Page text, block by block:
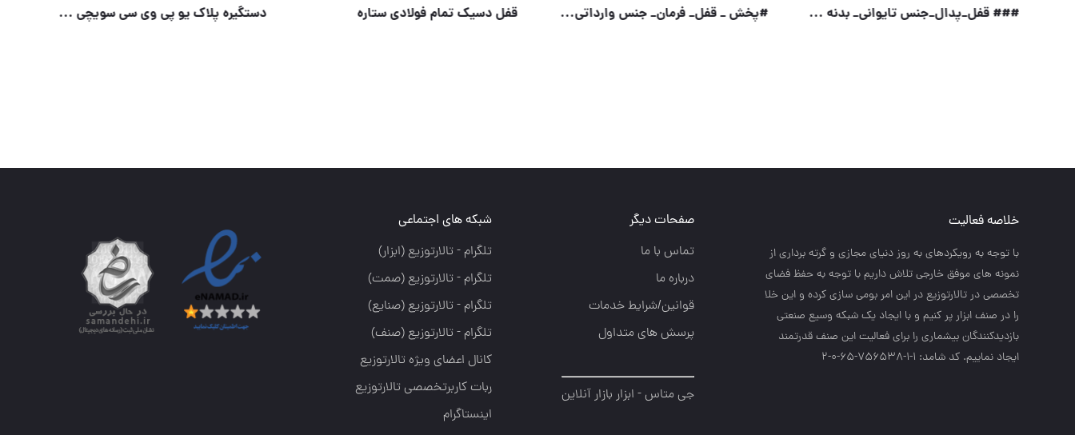
#قفل مکعب SBM جنس سنگین و میله ضد برش و ضد اسید تولید ایران با ۴ کلید سولکسی سنگین ارسال بار به سرتا ### قفل_پدال_جنس تایوانی_ بدنه استیل قفل دسیک تمام فولادی ستاره
خلاصه فعالیت
با توجه به رويكردهاي به روز دنياي مجازي و گرته برداري از
نمونه هاي موفق خارجي تلاش داريم با توجه به حفظ فضاي
تخصصي در تالارتوزيع در اين امر بومي سازي كرده و اين خلا
را در صنف ابزار پر كنيم و با ايجاد يك شبكه وسيع صنعتي
بازديدكنندگان بيشماري را براي فعاليت اين صنف قدرتمند
ايجاد نماييم. کد شامد: 1-1-756538-65-0-2
صفحات دیگر
تماس با ما
درباره ما
قوانین/شرایط خدمات
پرسش های متداول
جی متاس - ابزار بازار آنلاین
شبکه های اجتماعی
تلگرام - تالارتوزيع (ابزار)
تلگرام - تالارتوزيع (صمت)
تلگرام - تالارتوزيع (صنايع)
تلگرام - تالارتوزیع (صنف)
کانال اعضای ویژه تالارتوزیع
ربات کاربرتخصصی تالارتوزیع
اینستاگرام